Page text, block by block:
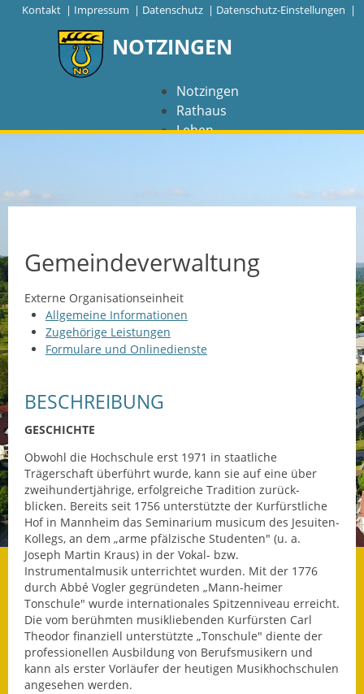
Kontakt | Impressum | Datenschutz | Datenschutz-Einstellungen |
NOTZINGEN
Notzingen
Rathaus
Leben
NAVIGATION
Barrierefreiheit
Coronavirus
Gebärdensprache
Geschichte und
Gegenwart
Was die Alten noch
wussten!
Wagner-Werkstatt
Informationsbroschüre
Gemeindeverwaltung
Externe Organisationseinheit
Allgemeine Informationen
Zugehörige Leistungen
Formulare und Onlinedienste
BESCHREIBUNG
GESCHICHTE
Obwohl die Hochschule erst 1971 in staatliche
Trägerschaft überführt wurde, kann sie auf eine über
zweihundertjährige, erfolgreiche Tradition zurück-
blicken. Bereits seit 1756 unterstützte der Kurfürstliche
Hof in Mannheim das Seminarium musicum des Jesuiten-
Kollegs, an dem „arme pfälzische Studenten" (u. a.
Joseph Martin Kraus) in der Vokal- bzw.
Instrumentalmusik unterrichtet wurden. Mit der 1776
durch Abbé Vogler gegründeten „Mann-heimer
Tonschule" wurde internationales Spitzenniveau erreicht.
Die vom berühmten musikliebenden Kurfürsten Carl
Theodor finanziell unterstützte „Tonschule" diente der
professionellen Ausbildung von Berufsmusikern und
kann als erster Vorläufer der heutigen Musikhochschulen
angesehen werden.